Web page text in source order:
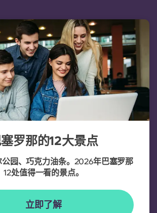
罗那的12大景点
园、巧克力油条。2026年巴塞罗那
12处值得一看的景点。
立即了解